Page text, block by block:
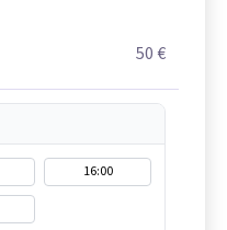
50 €
16:00